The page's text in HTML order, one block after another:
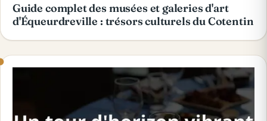
Guide complet des musées et galeries d'art
d'Équeurdreville : trésors culturels du Cotentin